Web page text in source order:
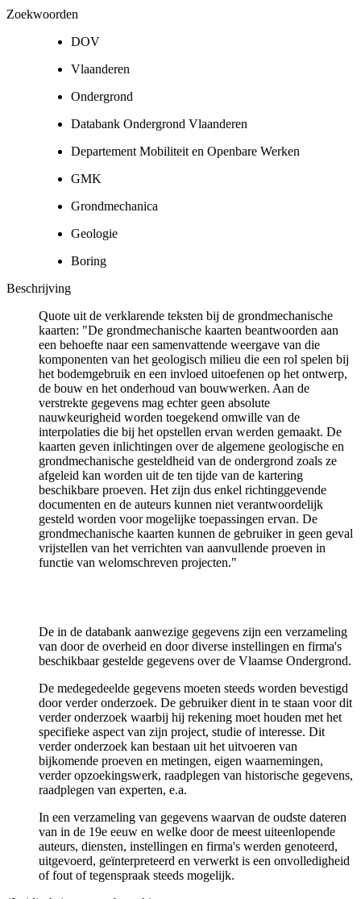
Zoekwoorden
DOV
Vlaanderen
Ondergrond
Databank Ondergrond Vlaanderen
Departement Mobiliteit en Openbare Werken
GMK
Grondmechanica
Geologie
Boring
Beschrijving
Quote uit de verklarende teksten bij de grondmechanische
kaarten: "De grondmechanische kaarten beantwoorden aan
een behoefte naar een samenvattende weergave van die
komponenten van het geologisch milieu die een rol spelen bij
het bodemgebruik en een invloed uitoefenen op het ontwerp,
de bouw en het onderhoud van bouwwerken. Aan de
verstrekte gegevens mag echter geen absolute
nauwkeurigheid worden toegekend omwille van de
interpolaties die bij het opstellen ervan werden gemaakt. De
kaarten geven inlichtingen over de algemene geologische en
grondmechanische gesteldheid van de ondergrond zoals ze
afgeleid kan worden uit de ten tijde van de kartering
beschikbare proeven. Het zijn dus enkel richtinggevende
documenten en de auteurs kunnen niet verantwoordelijk
gesteld worden voor mogelijke toepassingen ervan. De
grondmechanische kaarten kunnen de gebruiker in geen geval
vrijstellen van het verrichten van aanvullende proeven in
functie van welomschreven projecten."
De in de databank aanwezige gegevens zijn een verzameling
van door de overheid en door diverse instellingen en firma's
beschikbaar gestelde gegevens over de Vlaamse Ondergrond.
De medegedeelde gegevens moeten steeds worden bevestigd
door verder onderzoek. De gebruiker dient in te staan voor dit
verder onderzoek waarbij hij rekening moet houden met het
specifieke aspect van zijn project, studie of interesse. Dit
verder onderzoek kan bestaan uit het uitvoeren van
bijkomende proeven en metingen, eigen waarnemingen,
verder opzoekingswerk, raadplegen van historische gegevens,
raadplegen van experten, e.a.
In een verzameling van gegevens waarvan de oudste dateren
van in de 19e eeuw en welke door de meest uiteenlopende
auteurs, diensten, instellingen en firma's werden genoteerd,
uitgevoerd, geïnterpreteerd en verwerkt is een onvolledigheid
of fout of tegenspraak steeds mogelijk.